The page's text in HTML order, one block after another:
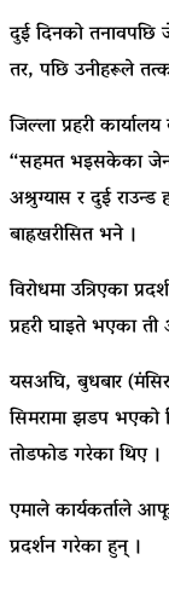
दुई दिनको तनावपछि
तर, पछि उनीहरूले
जिल्ला प्रहरी
“सहमत भइसकेका
अश्रुग्यास र दुई
बाह्रखरीसित भने ।
विरोधमा उत्रिएका
प्रहरी घाइते भएका
यसअघि, बुधबार
सिमरामा झडप भएको
तोडफोड गरेका थिए ।
एमाले कार्यकर्ताले
प्रदर्शन गरेका हुन् ।